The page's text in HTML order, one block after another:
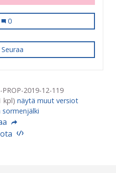
Palvelulinja toimivammaksi ja opas
0
Seuraa
2019-12-119
kpl) näytä muut versiot
sormenjälki